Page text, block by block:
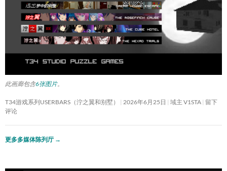
此画廊包含6张图片。
T34游戏系列USERBARS（泞之翼和别墅） 2026年6月25日 域主 V1STA 留下
评论
更多多媒体陈列厅 →